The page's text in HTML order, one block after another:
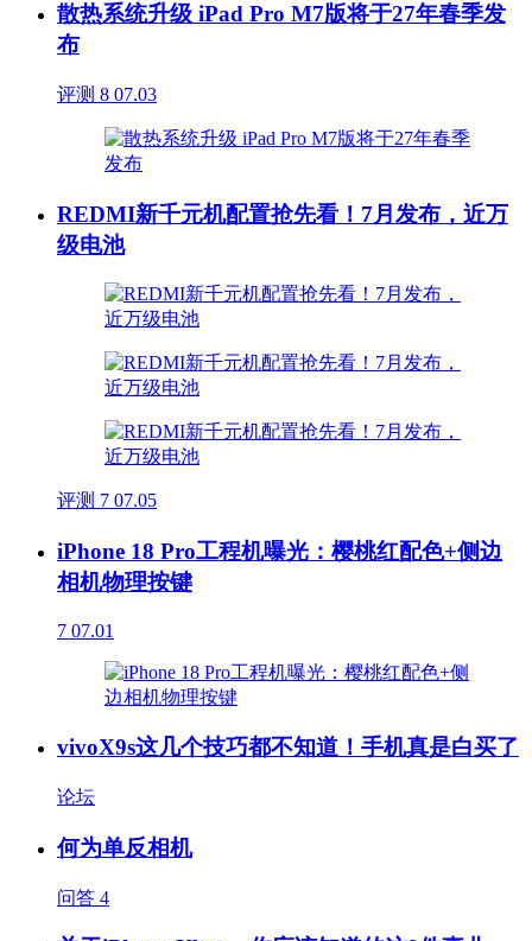
散热系统升级 iPad Pro M7版将于27年春季发
布
评测 8 07.03
REDMI新千元机配置抢先看！7月发布，近万
级电池
评测 7 07.05
iPhone 18 Pro工程机曝光：樱桃红配色+侧边
相机物理按键
7 07.01
vivoX9s这几个技巧都不知道！手机真是白买了
论坛
何为单反相机
问答 4